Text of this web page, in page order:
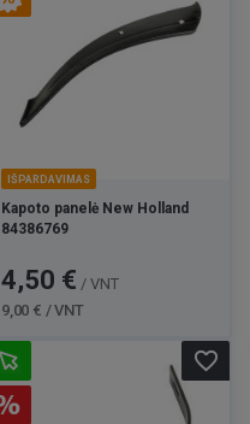
IŠPARDAVIMAS
Kapoto panelė New Holland
84386769
Kaina
4,50 € / VNT
9,00 € / VNT
favorite_border